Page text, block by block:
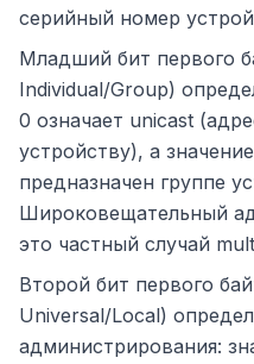
серийный номер
Младший бит первого
Individual/Group)
0 означает unicast
устройству), а
предназначен группе
Широковещательный
это частный случай
Второй бит первого
Universal/Local)
администрирования: